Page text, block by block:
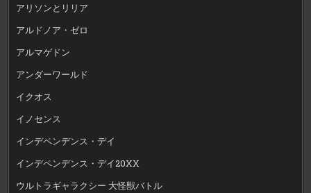
アリソンとリリア
アルドノア・ゼロ
アルマゲドン
アンダーワールド
イクオス
イノセンス
インデペンデンス・デイ
インデペンデンス・デイ20XX
ウルトラギャラクシー 大怪獣バトル